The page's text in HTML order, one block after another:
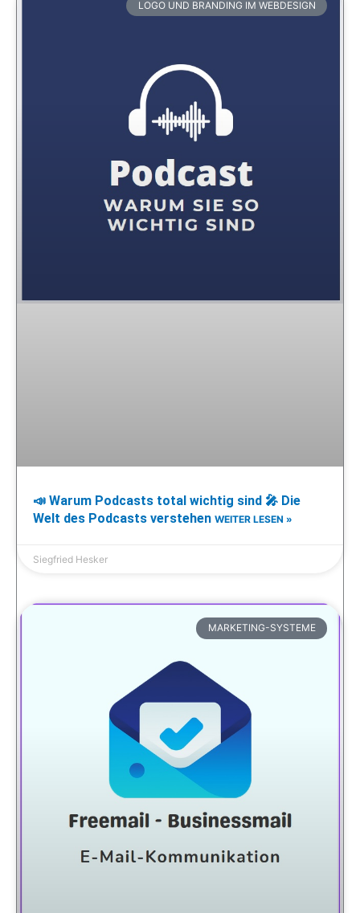
LOGO UND BRANDING IM WEBDESIGN
📣 Warum Podcasts total wichtig sind 🎤 Die
Welt des Podcasts verstehen WEITER LESEN »
Siegfried Hesker
MARKETING-SYSTEME